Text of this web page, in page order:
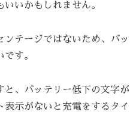
いかもしれません。
ンテージではないため、バッ
す。
、バッテリー低下の文字が
示がないと充電をするタイ